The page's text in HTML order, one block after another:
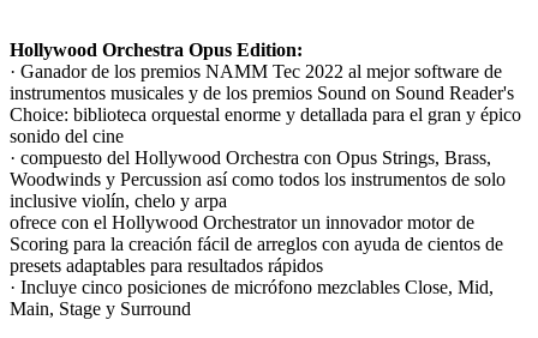
Hollywood Orchestra Opus Edition:
· Ganador de los premios NAMM Tec 2022 al mejor software de
instrumentos musicales y de los premios Sound on Sound Reader's
Choice: biblioteca orquestal enorme y detallada para el gran y épico
sonido del cine
· compuesto del Hollywood Orchestra con Opus Strings, Brass,
Woodwinds y Percussion así como todos los instrumentos de solo
inclusive violín, chelo y arpa
ofrece con el Hollywood Orchestrator un innovador motor de
Scoring para la creación fácil de arreglos con ayuda de cientos de
presets adaptables para resultados rápidos
· Incluye cinco posiciones de micrófono mezclables Close, Mid,
Main, Stage y Surround